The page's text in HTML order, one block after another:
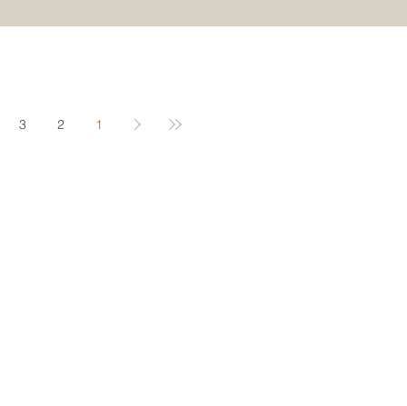
جديدة من الابتكار الفضائي عبر مهمة القمر
1
2
3